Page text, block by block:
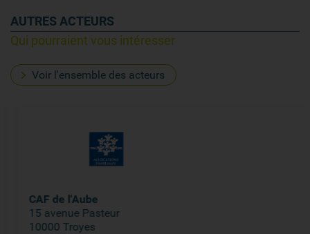
AUTRES ACTEURS
Qui pourraient vous intéresser
Voir l'ensemble des acteurs
CAF de l'Aube
15 avenue Pasteur
10000 Troyes